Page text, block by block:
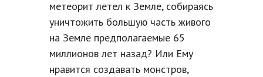
метеорит летел к Земле, собираясь
уничтожить большую часть живого
на Земле предполагаемые 65
миллионов лет назад? Или Ему
нравится создавать монстров,